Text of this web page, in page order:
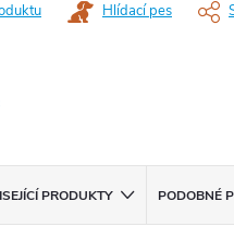
Hlídací pes
PRODUKTY PODOBNÉ